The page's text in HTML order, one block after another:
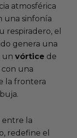
atmosférica
una sinfonía
respiradero, el
genera una
unvórtice de
con una
la frontera
entre la
redefine el